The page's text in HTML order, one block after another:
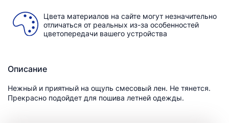
Цвета материалов на сайте могут незначительно
отличаться от реальных из-за особенностей
цветопередачи вашего устройства
Описание
Нежный и приятный на ощупь смесовый лен. Не тянется.
Прекрасно подойдет для пошива летней одежды.